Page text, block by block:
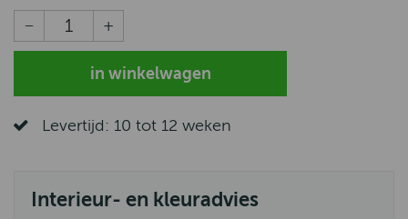
Levertijd: 10 tot 12 weken
Interieur- en kleuradvies